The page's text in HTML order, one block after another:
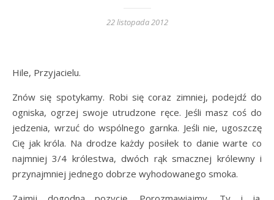
22 listopada 2012
Hile, Przyjacielu.
Znów się spotykamy. Robi się coraz zimniej, podejdź do
ogniska, ogrzej swoje utrudzone ręce. Jeśli masz coś do
jedzenia, wrzuć do wspólnego garnka. Jeśli nie, ugoszczę
Cię jak króla. Na drodze każdy posiłek to danie warte co
najmniej 3/4 królestwa, dwóch rąk smacznej królewny i
przynajmniej jednego dobrze wyhodowanego smoka.